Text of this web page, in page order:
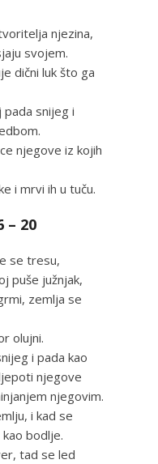
njezina,
svojem.
dični luk što ga
snijeg i
njegove iz kojih
i mrvi ih u tuču.
– 20
se tresu,
puše južnjak,
zemlja se
olujni.
i pada kao
njegove
njegovim.
i kad se
bodlje.
tad se led